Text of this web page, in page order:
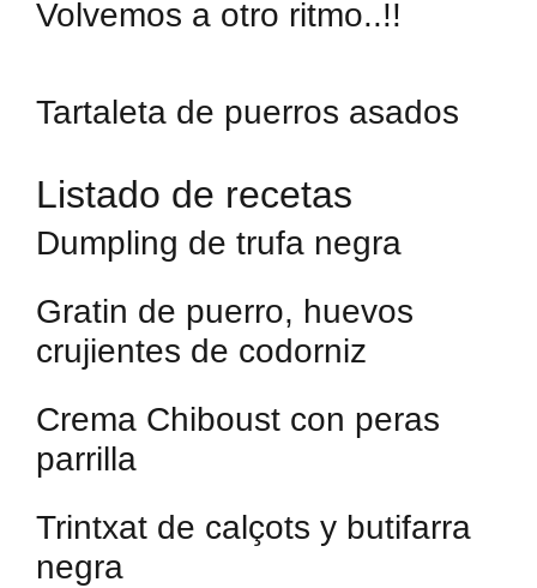
Volvemos a otro ritmo..!!
Tartaleta de puerros asados
Listado de recetas
Dumpling de trufa negra
Gratin de puerro, huevos
crujientes de codorniz
Crema Chiboust con peras
parrilla
Trintxat de calçots y butifarra
negra